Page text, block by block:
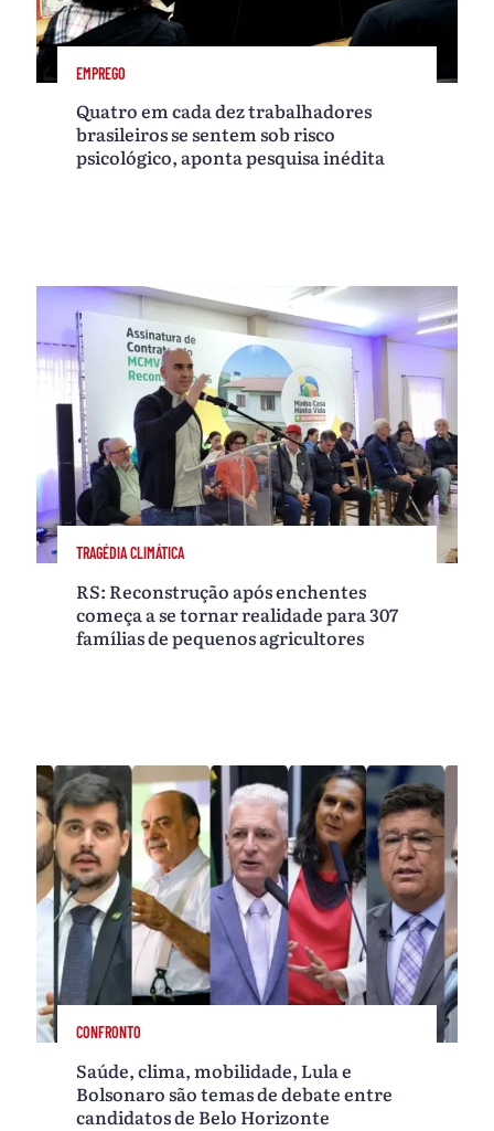
EMPREGO
Quatro em cada dez trabalhadores
brasileiros se sentem sob risco
psicológico, aponta pesquisa inédita
TRAGÉDIA CLIMÁTICA
RS: Reconstrução após enchentes
começa a se tornar realidade para 307
famílias de pequenos agricultores
CONFRONTO
Saúde, clima, mobilidade, Lula e
Bolsonaro são temas de debate entre
candidatos de Belo Horizonte